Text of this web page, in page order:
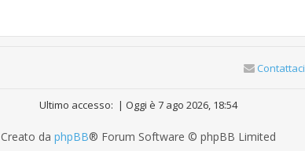
Contattaci
Ultimo accesso: | Oggi è 7 ago 2026, 18:54
Creato da phpBB® Forum Software © phpBB Limited